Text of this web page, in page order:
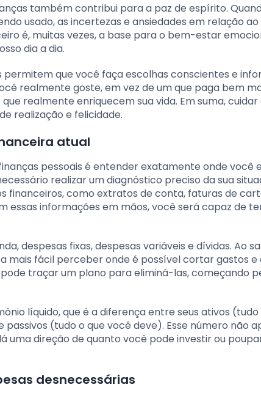
também contribui para a paz de espírito.
usado, as incertezas e ansiedades em relação
é, muitas vezes, a base para o bem-estar
dia a dia.
permitem que você faça escolhas conscientes e
realmente goste, em vez de um que paga bem
realmente enriquecem sua vida. Em suma, cuidar
realização e felicidade.
atual
pessoais é entender exatamente onde você
realizar um diagnóstico preciso da sua
financeiros, como extratos de conta, faturas de
essas informações em mãos, você será capaz de
despesas fixas, despesas variáveis e dívidas. Ao
mais fácil perceber onde é possível cortar gastos e
traçar um plano para eliminá-las, começando
líquido, que é a diferença entre seus ativos (tudo
(tudo o que você deve). Esse número não
uma direção de quanto você pode investir ou
desnecessárias